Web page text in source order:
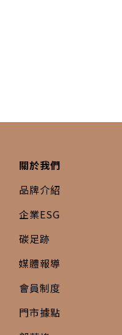
關於我們
品牌介紹
企業ESG
碳足跡
媒體報導
會員制度
門市據點